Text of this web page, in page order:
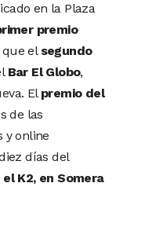
en la Plaza
premio
el segundo
Bar El Globo,
El premio del
de las
y online
días del
el K2, en Somera